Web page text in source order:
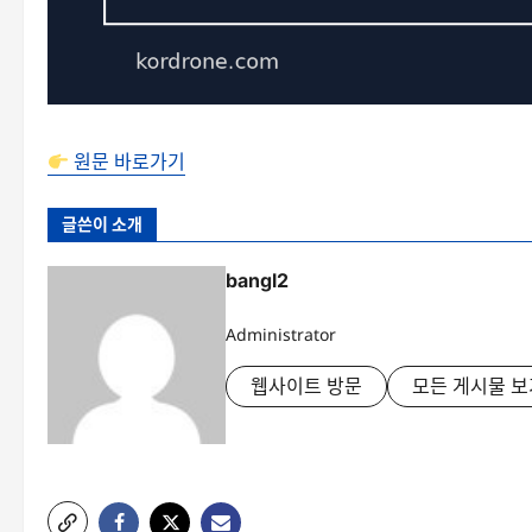
원문 바로가기
글쓴이 소개
bangl2
Administrator
웹사이트 방문 모든 게시물